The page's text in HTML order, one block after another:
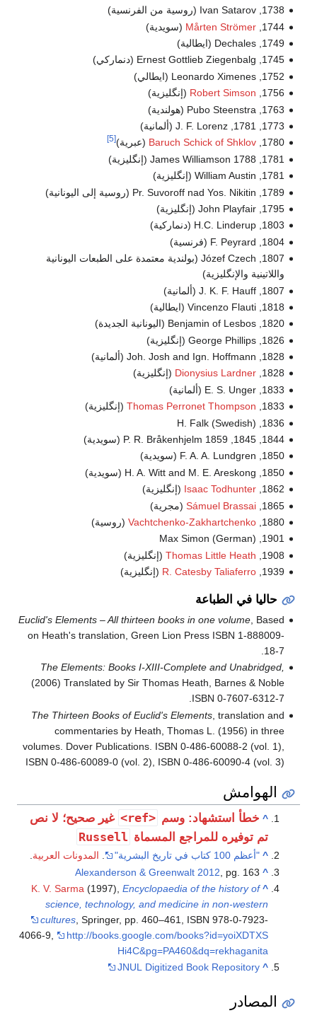
1738, Ivan Satarov (روسية من الفرنسية)
1744,
Mårten Strömer (سويدية)
1749, Dechales (ايطالية)
1745, Ernest Gottlieb Ziegenbalg (دنماركي)
1752, Leonardo Ximenes (ايطالي)
1756,
Robert Simson (إنگليزية)
1763, Pubo Steenstra (هولندية)
1773, 1781, J. F. Lorenz (ألمانية)
1780,
Baruch Schick of Shklov (عبرية)[5]
1781, 1788 James Williamson (إنگليزية)
1781, William Austin (إنگليزية)
1789, Pr. Suvoroff nad Yos. Nikitin (روسية إلى اليونانية)
1795, John Playfair (إنگليزية)
1803, H.C. Linderup (دنماركية)
1804, F. Peyrard (فرنسية)
1807, Józef Czech (بولندية معتمدة على الطبعات اليونانية
واللاتينية والإنگليزية)
1807, J. K. F. Hauff (ألمانية)
1818, Vincenzo Flauti (ايطالية)
1820, Benjamin of Lesbos (اليونانية الجديدة)
1826, George Phillips (إنگليزية)
1828, Joh. Josh and Ign. Hoffmann (ألمانية)
1828,
Dionysius Lardner (إنگليزية)
1833, E. S. Unger (ألمانية)
1833,
Thomas Perronet Thompson (إنگليزية)
1836, H. Falk (Swedish)
1844, 1845, 1859 P. R. Bråkenhjelm (سويدية)
1850, F. A. A. Lundgren (سويدية)
1850, H. A. Witt and M. E. Areskong (سويدية)
1862,
Isaac Todhunter (إنگليزية)
1865,
Sámuel Brassai (مجرية)
1880,
Vachtchenko-Zakhartchenko (روسية)
1901, Max Simon (German)
1908,
Thomas Little Heath (إنگليزية)
1939,
R. Catesby Taliaferro (إنگليزية)
حاليا في الطباعة
Euclid's Elements – All thirteen books in one volume, Based
on Heath's translation, Green Lion Press ISBN 1-888009-
18-7.
The Elements: Books I-XIII-Complete and Unabridged,
(2006) Translated by Sir Thomas Heath, Barnes & Noble
ISBN 0-7607-6312-7.
The Thirteen Books of Euclid's Elements, translation and
commentaries by Heath, Thomas L. (1956) in three
volumes. Dover Publications. ISBN 0-486-60088-2 (vol. 1),
ISBN 0-486-60089-0 (vol. 2), ISBN 0-486-60090-4 (vol. 3)
الهوامش
^ خطأ استشهاد: وسم <ref>
غير صحيح؛ لا نص
تم توفيره للمراجع المسماة Russell
^ "أعظم 100 كتاب في تاريخ البشرية" . المدونات العربية.
^
Alexanderson & Greenwalt 2012 , pg. 163
^
K. V. Sarma (1997),Encyclopaedia of the history of
science, technology, and medicine in non-western
cultures , Springer, pp. 460–461, ISBN 978-0-7923-
4066-9
http://books.google.com/books?id=yoiXDTXS
Hi4C&pg=PA460&dq=rekhaganita
^
JNUL Digitized Book Repository
المصادر